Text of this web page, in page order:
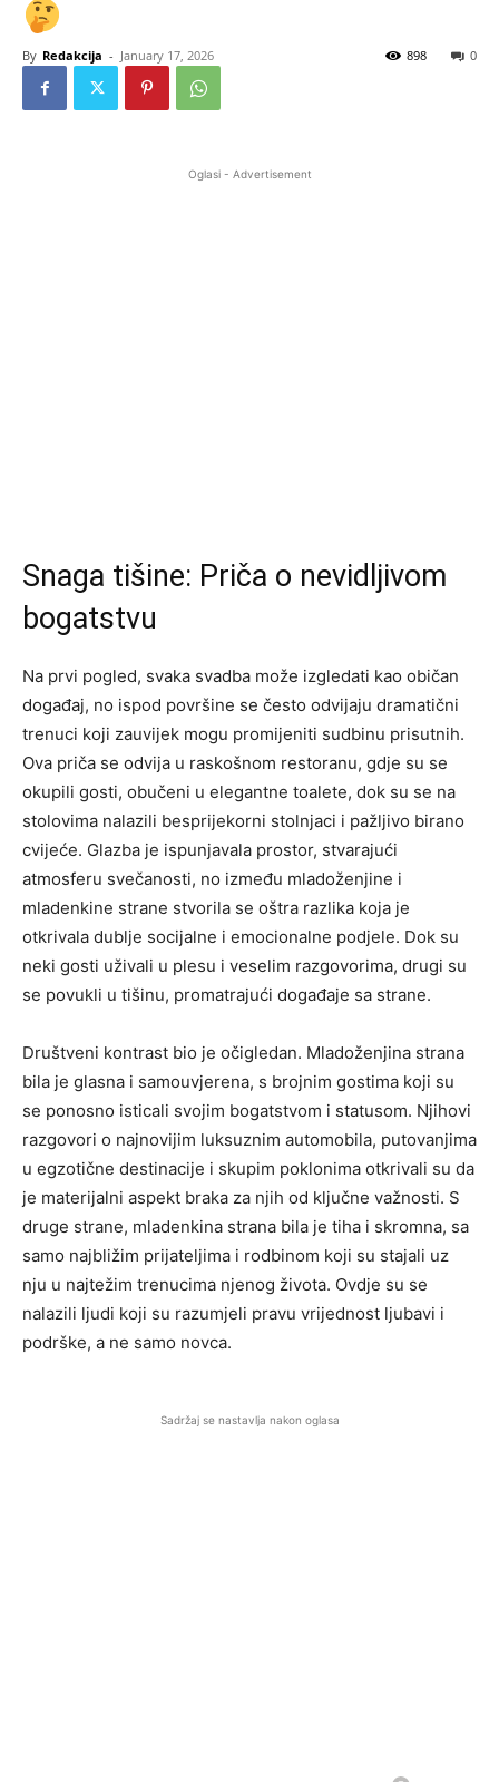
By Redakcija - January 17, 2026 0
898
Oglasi - Advertisement
Snaga tišine: Priča o nevidljivom
bogatstvu
Na prvi pogled, svaka svadba može izgledati kao običan
događaj, no ispod površine se često odvijaju dramatični
trenuci koji zauvijek mogu promijeniti sudbinu prisutnih.
Ova priča se odvija u raskošnom restoranu, gdje su se
okupili gosti, obučeni u elegantne toalete, dok su se na
stolovima nalazili besprijekorni stolnjaci i pažljivo birano
cvijeće. Glazba je ispunjavala prostor, stvarajući
atmosferu svečanosti, no između mladoženjine i
mladenkine strane stvorila se oštra razlika koja je
otkrivala dublje socijalne i emocionalne podjele. Dok su
neki gosti uživali u plesu i veselim razgovorima, drugi su
se povukli u tišinu, promatrajući događaje sa strane.
Društveni kontrast bio je očigledan. Mladoženjina strana
bila je glasna i samouvjerena, s brojnim gostima koji su
se ponosno isticali svojim bogatstvom i statusom. Njihovi
razgovori o najnovijim luksuznim automobila, putovanjima
u egzotične destinacije i skupim poklonima otkrivali su da
je materijalni aspekt braka za njih od ključne važnosti. S
druge strane, mladenkina strana bila je tiha i skromna, sa
samo najbližim prijateljima i rodbinom koji su stajali uz
nju u najtežim trenucima njenog života. Ovdje su se
nalazili ljudi koji su razumjeli pravu vrijednost ljubavi i
podrške, a ne samo novca.
Sadržaj se nastavlja nakon oglasa